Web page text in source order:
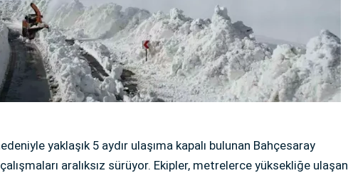
yaklaşık 5 aydır ulaşıma kapalı bulunan Bahçesaray
aralıksız sürüyor. Ekipler, metrelerce yüksekliğe ulaşan